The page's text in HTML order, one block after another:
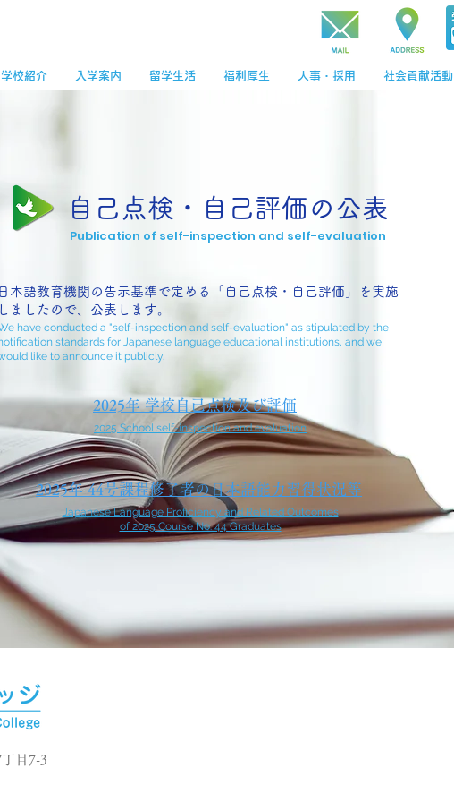
学校紹介 入学案内 留学生活 福利厚生 人事・採用 社会貢献活動
​自己点検・自己評価の公表
​Publication of self-inspection and self-evaluation
本語教育機関の告示基準で定める「自己点検・自己評価」を実施
ましたので、公表します。
have conducted a "self-inspection and self-evaluation" as stipulated by the
standards for Japanese language educational institutions, and we
like to announce it publicly.
2025年 学校自己点検及び評価
2025 School self-inspection and evaluation
2025年 44号課程修了者の日本語能力習得状況等
Japanese Language Proficiency and Related Outcomes
of 2025 Course No. 44 Graduates
目7-3